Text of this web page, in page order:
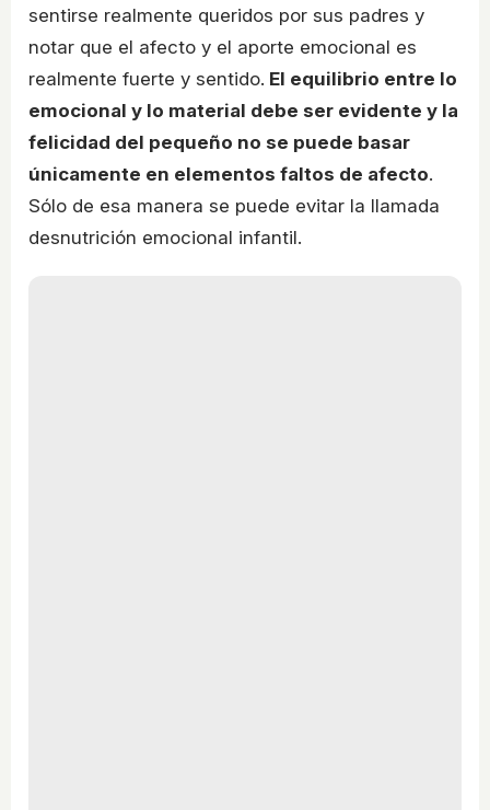
sentirse realmente queridos por sus padres y
notar que el afecto y el aporte emocional es
realmente fuerte y sentido. El equilibrio entre lo
emocional y lo material debe ser evidente y la
felicidad del pequeño no se puede basar
únicamente en elementos faltos de afecto.
Sólo de esa manera se puede evitar la llamada
desnutrición emocional infantil.